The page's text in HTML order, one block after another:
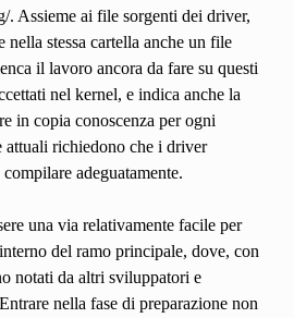
. Assieme ai file sorgenti dei driver,
nella stessa cartella anche un file
il lavoro ancora da fare su questi
nel kernel, e indica anche la
in copia conoscenza per ogni
richiedono che i driver
adeguatamente.
una via relativamente facile per
del ramo principale, dove, con
notati da altri sviluppatori e
nella fase di preparazione non